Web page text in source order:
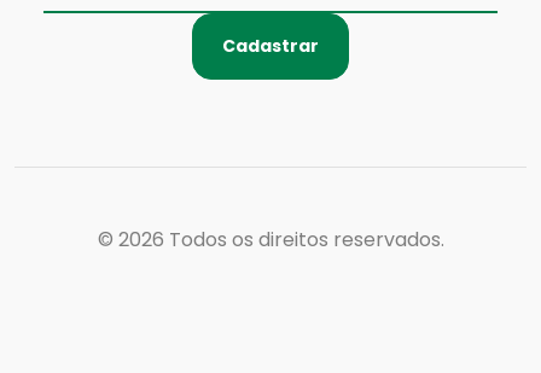
Cadastrar
© 2026 Todos os direitos reservados.